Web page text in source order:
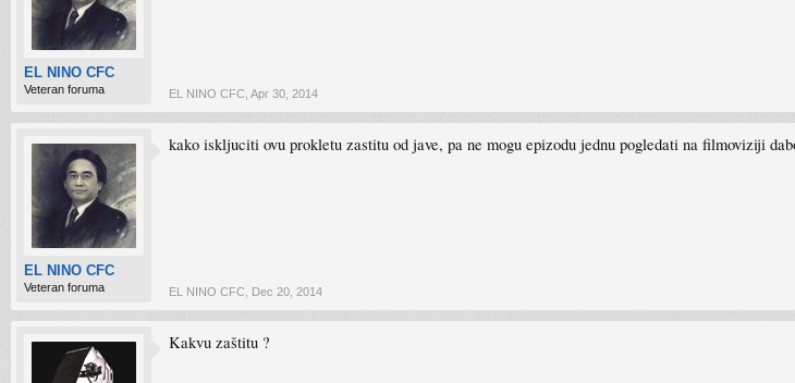
EL NINO CFC
Veteran foruma EL NINO CFC Apr 30, 2014
EL NINO CFC
Veteran foruma
kako iskljuciti ovu prokletu zastitu od jave, pa ne mogu epizodu jednu pogledati na filmoviziji
EL NINO CFC Dec 20, 2014
Kakvu zaštitu ?